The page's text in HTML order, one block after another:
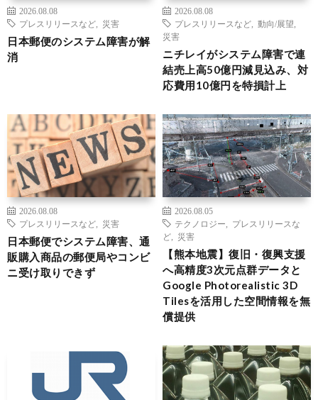
2026.08.08
プレスリリースなど
災害
日本郵便のシステム障害が解
消
2026.08.08
プレスリリースなど
動向/展望
災害
ニチレイがシステム障害で連
結売上高50億円減見込み、対
応費用10億円を特損計上
2026.08.08
プレスリリースなど
災害
日本郵便でシステム障害、通
販購入商品の郵便局やコンビ
ニ受け取りできず
2026.08.05
テクノロジー
プレスリリースな
ど
災害
【熊本地震】復旧・復興支援
へ高精度3次元点群データと
Google Photorealistic 3D
Tilesを活用した空間情報を無
償提供